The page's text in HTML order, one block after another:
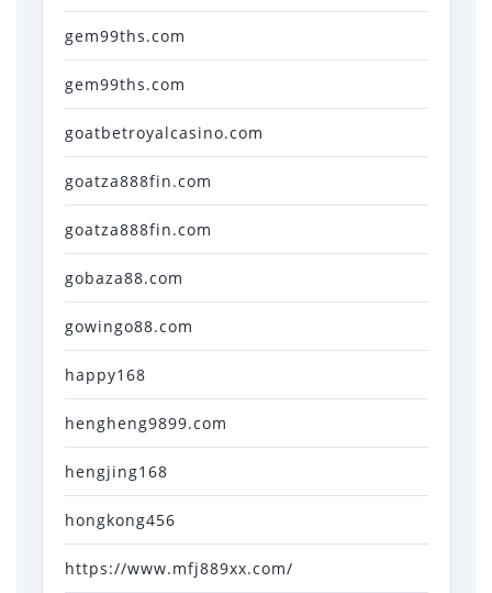
gem99ths.com
gem99ths.com
goatbetroyalcasino.com
goatza888fin.com
goatza888fin.com
gobaza88.com
gowingo88.com
happy168
hengheng9899.com
hengjing168
hongkong456
https://www.mfj889xx.com/